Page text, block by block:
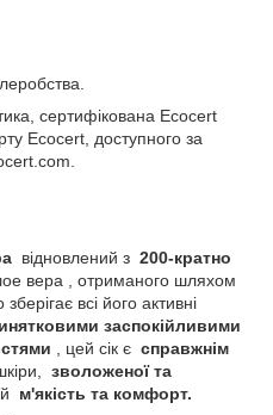
сертифікована Ecocert
Ecocert, доступного за
відновлений з 200-кратно
вера , отриманого шляхом
всі його активні
заспокійливими
, цей сік є справжнім
зволоженої та
м'якість та комфорт.